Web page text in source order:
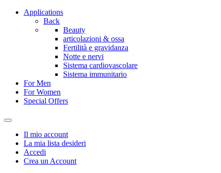
Applications
Back
Beauty
articolazioni & ossa
Fertilità e gravidanza
Notte e nervi
Sistema cardiovascolare
Sistema immunitario
For Men
For Women
Special Offers
Il mio account
La mia lista desideri
Accedi
Crea un Account